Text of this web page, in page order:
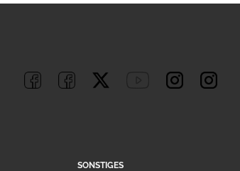
SONSTIGES